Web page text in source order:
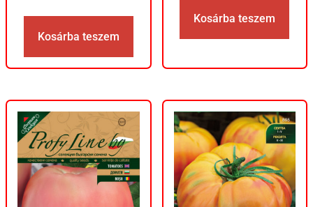
Kosárba teszem
Kosárba teszem